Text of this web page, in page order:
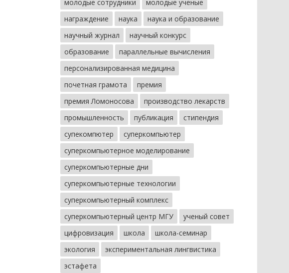
молодые сотрудники
молодые ученые
награждение
наука
наука и образование
научный журнал
научный конкурс
образование
параллельные вычисления
персонализированная медицина
почетная грамота
премия
премия Ломоносова
производство лекарств
промышленность
публикация
стипендия
супекомпютер
суперкомпьютер
суперкомпьютерное моделирование
суперкомпьютерные дни
суперкомпьютерные технологии
суперкомпьютерный комплекс
суперкомпьютерный центр МГУ
ученый совет
цифровизация
школа
школа-семинар
экология
экспериментальная лингвистика
эстафета